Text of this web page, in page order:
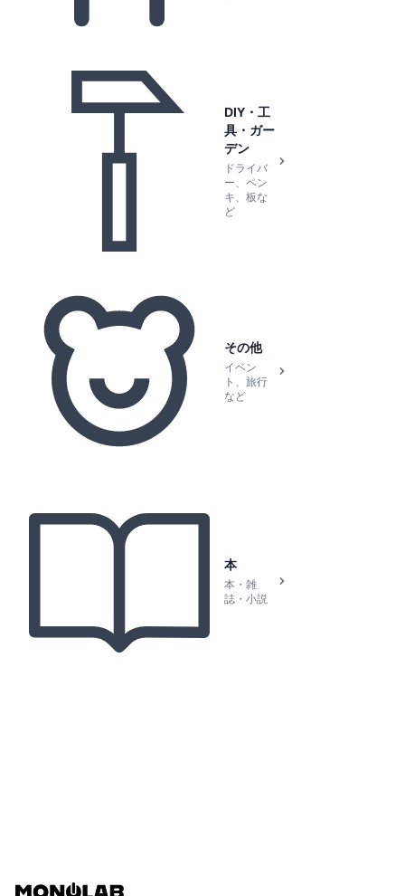
DIY・工
具・ガー
デン
ドライバ
ー、ペン
キ、板な
ど
その他
イベン
ト、旅行
など
本
本・雑
誌・小説